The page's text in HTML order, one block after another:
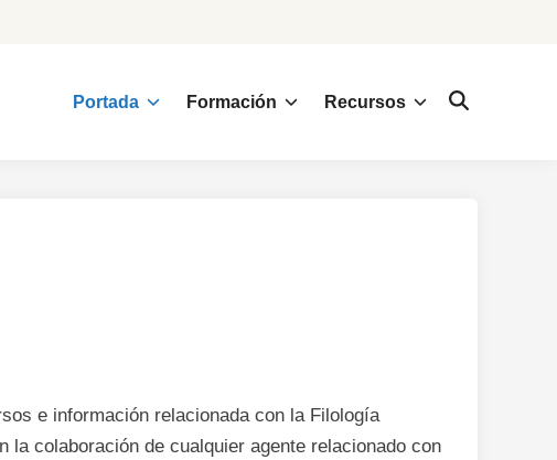
Portada Formación Recursos
e información relacionada con la Filología
colaboración de cualquier agente relacionado con